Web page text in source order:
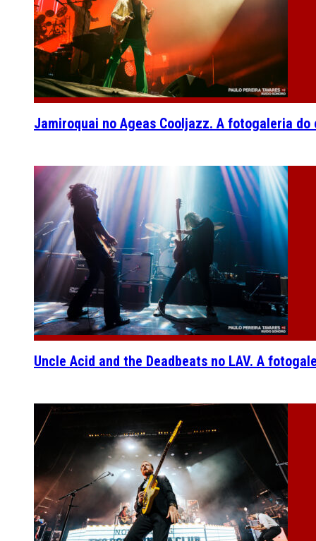
Jamiroquai no Ageas Cooljazz. A fotogaleria do
Uncle Acid and the Deadbeats no LAV. A